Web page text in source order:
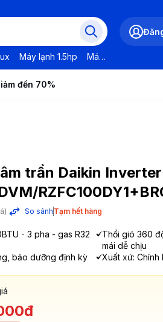
Máy lạnh 1.5hp Máy lạnh LG
đến 70%
trần Daikin
So sánh Tạm hết hàng
- 3 pha - gas R32
Thổi gió 360
mái dễ chịu
bảo dưỡng định kỳ
Xuất xứ: Chính